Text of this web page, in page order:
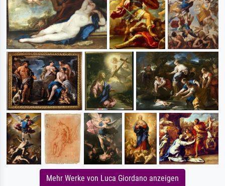
Mehr Werke von Luca Giordano anzeigen